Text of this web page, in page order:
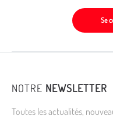
Se
NOTRE NEWSLETTER
Toutes les actualités,